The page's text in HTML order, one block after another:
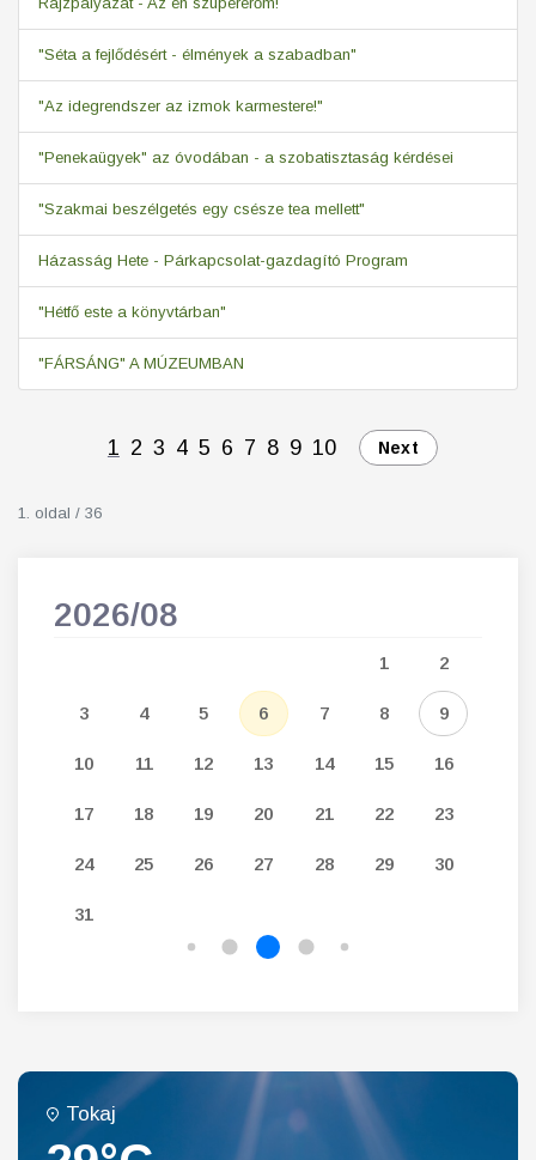
"Séta a fejlődésért - élmények a szabadban"
"Az idegrendszer az izmok karmestere!"
"Penekaügyek" az óvodában - a szobatisztaság kérdései
"Szakmai beszélgetés egy csésze tea mellett"
Házasság Hete - Párkapcsolat-gazdagító Program
"Hétfő este a könyvtárban"
"FÁRSÁNG" A MÚZEUMBAN
1 2 3 4 5 6 7 8 9 10 Next
1. oldal / 36
2026/08
1 2
3 4 5 6 7 8 9
10 11 12 13 14 15 16
17 18 19 20 21 22 23
24 25 26 27 28 29 30
31
Tokaj